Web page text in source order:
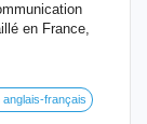
en France,
français